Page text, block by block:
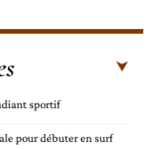
sportif
pour débuter en surf